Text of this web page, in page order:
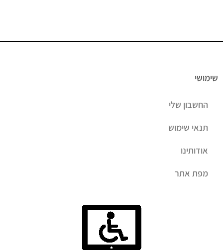
שימושי
החשבון שלי
תנאי שימוש
אודותינו
מפת אתר